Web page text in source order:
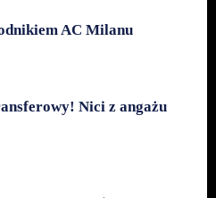
AC Milanu
Nici z angażu